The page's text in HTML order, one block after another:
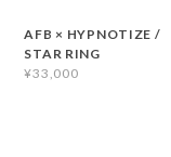
AFB × HYPNOTIZE /
STAR RING
¥33,000